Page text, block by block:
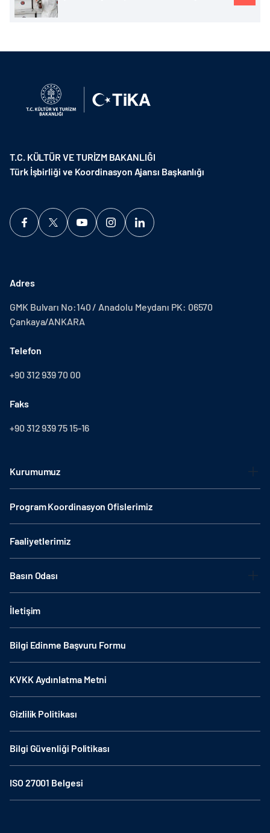
T.C. KÜLTÜR VE TURİZM BAKANLIĞI
Türk İşbirliği ve Koordinasyon Ajansı Başkanlığı
Adres
GMK Bulvarı No:140 / Anadolu Meydanı PK: 06570
Çankaya/ANKARA
Telefon
+90 312 939 70 00
Faks
+90 312 939 75 15-16
Kurumumuz
Program Koordinasyon Ofislerimiz
Faaliyetlerimiz
Basın Odası
İletişim
Bilgi Edinme Başvuru Formu
KVKK Aydınlatma Metni
Gizlilik Politikası
Bilgi Güvenliği Politikası
ISO 27001 Belgesi